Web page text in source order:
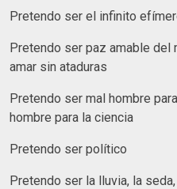
Pretendo ser el infinito
Pretendo ser paz amable del
amar sin ataduras
Pretendo ser mal hombre
hombre para la ciencia
Pretendo ser político
Pretendo ser la lluvia, la